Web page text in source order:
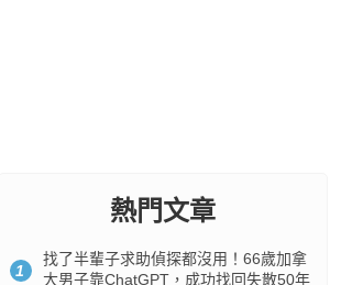
熱門文章
1
找了半輩子求助偵探都沒用！66歲加拿
大男子靠ChatGPT，成功找回失散50年